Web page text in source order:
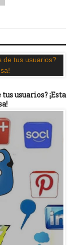
usuarios? ¡Esta